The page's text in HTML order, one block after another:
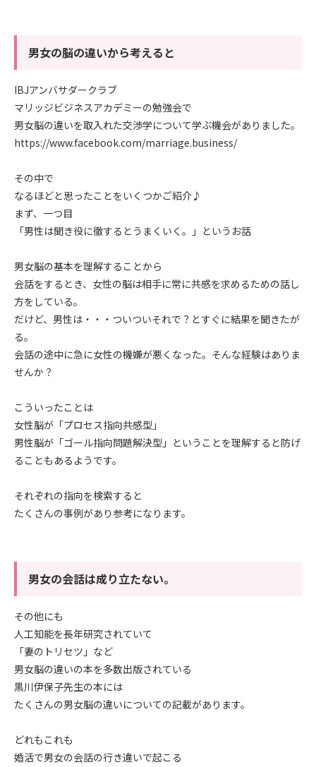
男女の脳の違いから考えると
IBJアンバサダークラブ
マリッジビジネスアカデミーの勉強会で
男女脳の違いを取入れた交渉学について学ぶ機会がありました。
https://www.facebook.com/marriage.business/
その中で
なるほどと思ったことをいくつかご紹介♪
まず、一つ目
「男性は聞き役に徹するとうまくいく。」というお話
男女脳の基本を理解することから
会話をするとき、女性の脳は相手に常に共感を求めるための話し
方をしている。
だけど、男性は・・・ついついそれで？とすぐに結果を聞きたが
る。
会話の途中に急に女性の機嫌が悪くなった。そんな経験はありま
せんか？
こういったことは
女性脳が「プロセス指向共感型」
男性脳が「ゴール指向問題解決型」ということを理解すると防げ
ることもあるようです。
それぞれの指向を検索すると
たくさんの事例があり参考になります。
男女の会話は成り立たない。
その他にも
人工知能を長年研究されていて
「妻のトリセツ」など
男女脳の違いの本を多数出版されている
黒川伊保子先生の本には
たくさんの男女脳の違いについての記載があります。
どれもこれも
婚活で男女の会話の行き違いで起こる